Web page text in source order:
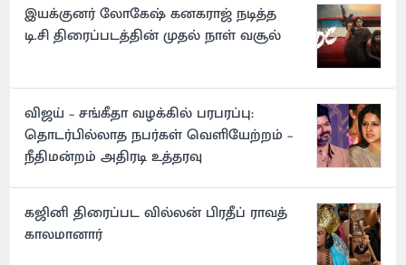
இயக்குனர் லோகேஷ் கனகராஜ் நடித்த
டி.சி திரைப்படத்தின் முதல் நாள் வசூல்
விஜய் – சங்கீதா வழக்கில் பரபரப்பு:
தொடர்பில்லாத நபர்கள் வெளியேற்றம் –
நீதிமன்றம் அதிரடி உத்தரவு
கஜினி திரைப்பட வில்லன் பிரதீப் ராவத்
காலமானார்